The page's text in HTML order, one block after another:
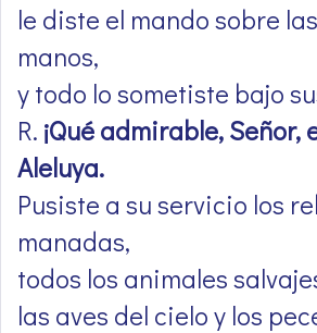
le diste el mando sobre
manos,
y todo lo sometiste bajo
R. ¡Qué admirable, Señor,
Aleluya.
Pusiste a su servicio los
manadas,
todos los animales
las aves del cielo y los